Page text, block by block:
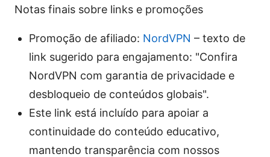
Notas finais sobre links e promoções
Promoção de afiliado: NordVPN – texto de
link sugerido para engajamento: "Confira
NordVPN com garantia de privacidade e
desbloqueio de conteúdos globais".
Este link está incluído para apoiar a
continuidade do conteúdo educativo,
mantendo transparência com nossos